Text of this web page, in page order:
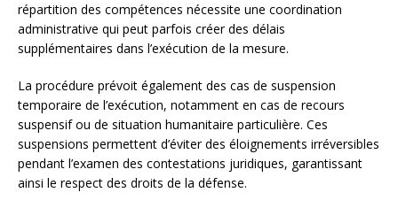
répartition des compétences nécessite une coordination
administrative qui peut parfois créer des délais
supplémentaires dans l’exécution de la mesure.
La procédure prévoit également des cas de suspension
temporaire de l’exécution, notamment en cas de recours
suspensif ou de situation humanitaire particulière. Ces
suspensions permettent d’éviter des éloignements irréversibles
pendant l’examen des contestations juridiques, garantissant
ainsi le respect des droits de la défense.